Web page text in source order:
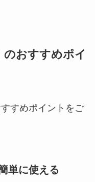
のおすすめポイ
すめポイントをご
単に使える